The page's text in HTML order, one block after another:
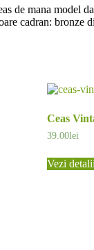
de mana model
cadran: bronze
Ceas
39.00lei
Vezi detalii